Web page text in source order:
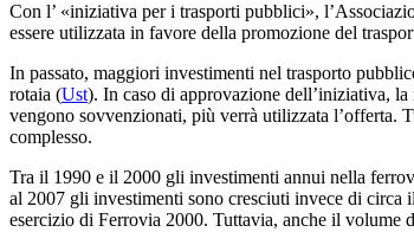
Con l’ «iniziativa per i trasporti pubblici»,
essere utilizzata in favore della promozione del
In passato, maggiori investimenti nel trasporto
rotaia (Ust). In caso di approvazione dell’iniziativa,
vengono sovvenzionati, più verrà utilizzata l’offerta.
complesso.
Tra il 1990 e il 2000 gli investimenti annui nella
al 2007 gli investimenti sono cresciuti invece di circa
esercizio di Ferrovia 2000. Tuttavia, anche il volume